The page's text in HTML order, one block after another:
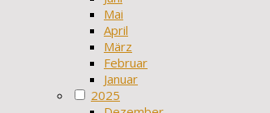
Mai
April
März
Februar
Januar
2025